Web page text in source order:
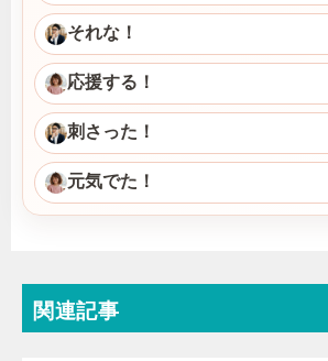
それな！
応援する！
刺さった！
元気でた！
関連記事